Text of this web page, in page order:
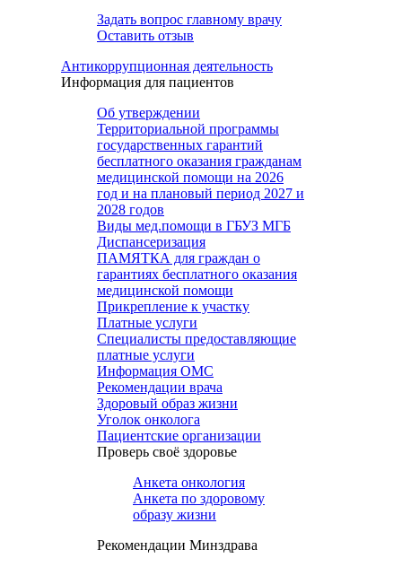
Задать вопрос главному врачу
Оставить отзыв
Антикоррупционная деятельность
Информация для пациентов
Об утверждении
Территориальной программы
государственных гарантий
бесплатного оказания гражданам
медицинской помощи на 2026
год и на плановый период 2027 и
2028 годов
Виды мед.помощи в ГБУЗ МГБ
Диспансеризация
ПАМЯТКА для граждан о
гарантиях бесплатного оказания
медицинской помощи
Прикрепление к участку
Платные услуги
Специалисты предоставляющие
платные услуги
Информация ОМС
Рекомендации врача
Здоровый образ жизни
Уголок онколога
Пациентские организации
Проверь своё здоровье
Анкета онкология
Анкета по здоровому
образу жизни
Рекомендации Минздрава